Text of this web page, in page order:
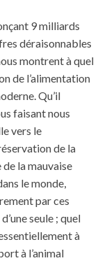
9 milliards
déraisonnables
montrent à quel
de l’alimentation
Qu’il
faisant nous
vers le
de la
de la mauvaise
le monde,
par ces
seule ; quel
à
à l’animal